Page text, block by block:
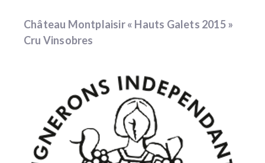
Château Montplaisir « Hauts Galets 2015 »
Cru Vinsobres